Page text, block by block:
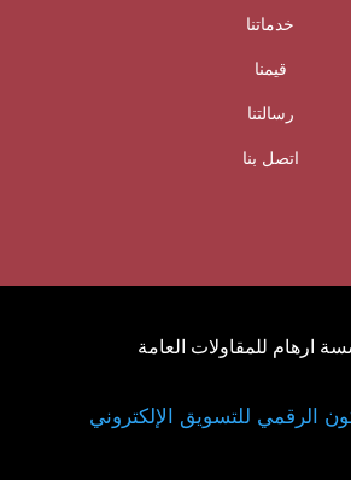
خدماتنا
قيمنا
رسالتنا
اتصل بنا
ارهام للمقاولات العامة
الرقمي للتسويق الإلكتروني